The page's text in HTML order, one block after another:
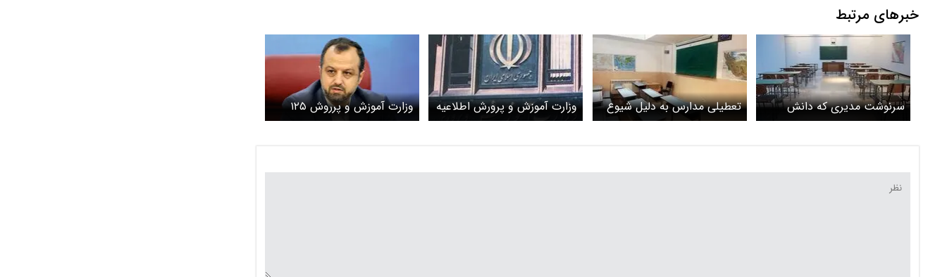
خبرهای مرتبط
سرنوشت مدیری که دانش
آموزان را اخراج کرد چه شد؟
تعطیلی مدارس به دلیل شیوع
آنفولانزا شایعه است یا
وزارت آموزش و پرورش اطلاعیه
داد
وزارت آموزش و پرروش ۱۲۵
هزار ملک دارد